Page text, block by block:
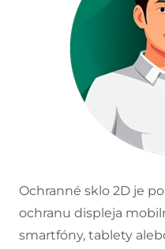
Ochranné sklo 2D je
ochranu displeja
smartfóny, tablety